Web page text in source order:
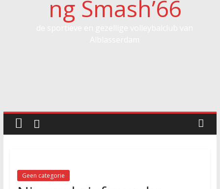
ng Smash’66
Geen categorie